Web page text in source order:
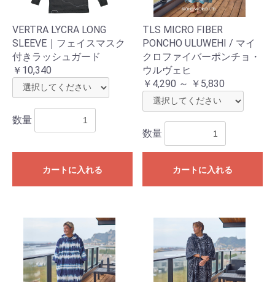
VERTRA LYCRA LONG
SLEEVE｜フェイスマスク
付きラッシュガード
￥10,340
数量
カートに入れる
TLS MICRO FIBER
PONCHO ULUWEHI / マイ
クロファイバーポンチョ・
ウルヴェヒ
￥4,290 ～ ￥5,830
数量
カートに入れる